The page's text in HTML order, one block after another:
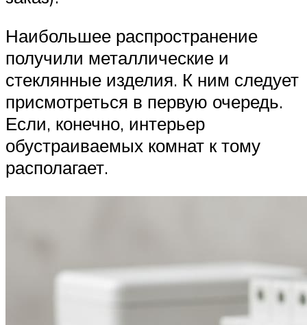
Наибольшее распространение
получили металлические и
стеклянные изделия. К ним следует
присмотреться в первую очередь.
Если, конечно, интерьер
обустраиваемых комнат к тому
располагает.